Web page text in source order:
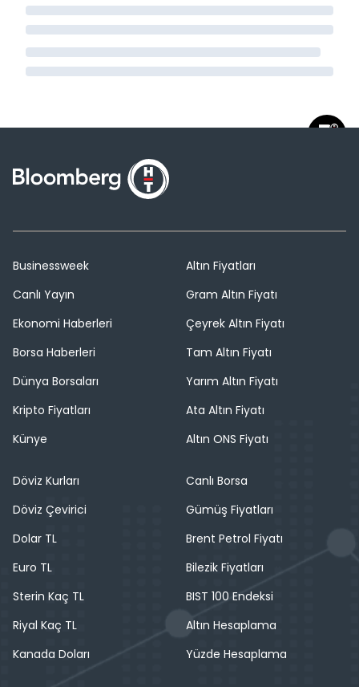
Businessweek
Canlı Yayın
Ekonomi Haberleri
Borsa Haberleri
Dünya Borsaları
Kripto Fiyatları
Künye
Altın Fiyatları
Gram Altın Fiyatı
Çeyrek Altın Fiyatı
Tam Altın Fiyatı
Yarım Altın Fiyatı
Ata Altın Fiyatı
Altın ONS Fiyatı
Döviz Kurları
Döviz Çevirici
Dolar TL
Euro TL
Sterin Kaç TL
Riyal Kaç TL
Kanada Doları
Canlı Borsa
Gümüş Fiyatları
Brent Petrol Fiyatı
Bilezik Fiyatları
BIST 100 Endeksi
Altın Hesaplama
Yüzde Hesaplama